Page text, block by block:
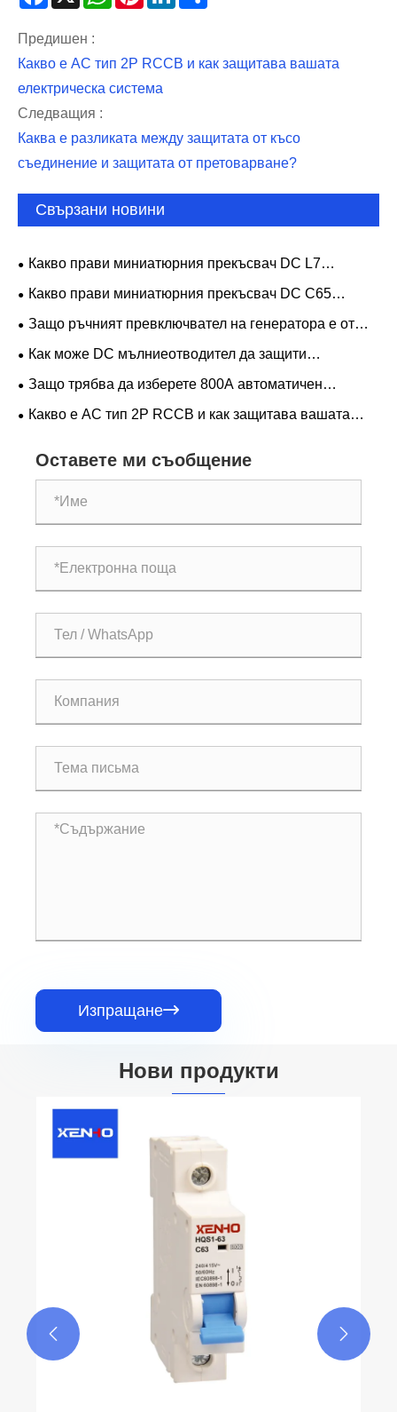
Предишен :
Какво е AC тип 2P RCCB и как защитава вашата
електрическа система
Следващия :
Каква е разликата между защитата от късо
съединение и защитата от претоварване?
Свързани новини
Какво прави миниатюрния прекъсвач DC L7
надежден избор за съвременна електрическа защита?
Какво прави миниатюрния прекъсвач DC C65
надежден избор за съвременна електрическа защита?
Защо ръчният превключвател на генератора е от
съществено значение за безопасно и надеждно
Как може DC мълниеотводител да защити
ефективно вашата слънчева енергийна система
Защо трябва да изберете 800A автоматичен
прекъсвач за вашата електрическа система
Какво е AC тип 2P RCCB и как защитава вашата
Оставете ми съобщение
Изпращане
Нови продукти
 